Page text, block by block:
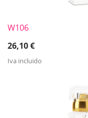
W106
26,10€
Iva incluido